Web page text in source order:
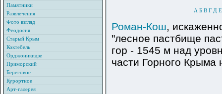
Памятники
Развлечения
Фото взгляд
Феодосия
Старый Крым
Коктебель
Орджоникидзе
Приморский
Береговое
Курортное
Арт-галерея
А Б В Г Д Е
Роман-Кош,
"лесное пастбище
гор - 1545 м над
части Горного Крыма